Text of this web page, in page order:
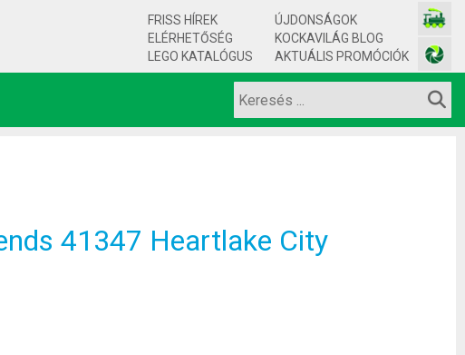
FRISS HÍREK
ELÉRHETŐSÉG
LEGO KATALÓGUS
ÚJDONSÁGOK
KOCKAVILÁG BLOG
AKTUÁLIS PROMÓCIÓK
41347 Heartlake City